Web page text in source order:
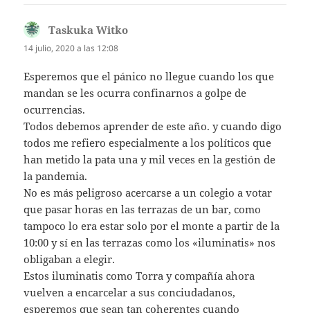
Taskuka Witko
14 julio, 2020 a las 12:08
Esperemos que el pánico no llegue cuando los que
mandan se les ocurra confinarnos a golpe de
ocurrencias.
Todos debemos aprender de este año. y cuando digo
todos me refiero especialmente a los políticos que
han metido la pata una y mil veces en la gestión de
la pandemia.
No es más peligroso acercarse a un colegio a votar
que pasar horas en las terrazas de un bar, como
tampoco lo era estar solo por el monte a partir de la
10:00 y sí en las terrazas como los «iluminatis» nos
obligaban a elegir.
Estos iluminatis como Torra y compañía ahora
vuelven a encarcelar a sus conciudadanos,
esperemos que sean tan coherentes cuando